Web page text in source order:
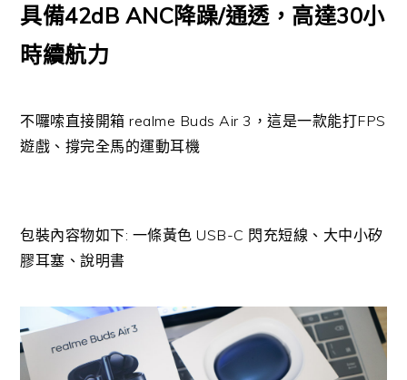
具備42dB ANC降躁/通透，高達30小
時續航力
不囉嗦直接開箱 realme Buds Air 3，這是一款能打FPS
遊戲、撐完全馬的運動耳機
包裝內容物如下: 一條黃色 USB-C 閃充短線、大中小矽
膠耳塞、說明書